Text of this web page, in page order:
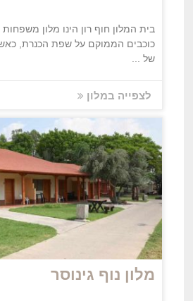
כוכבים הממוקם על שפת הכנרת,
של ...
לצפייה במלון
מלון נוף גינוסר